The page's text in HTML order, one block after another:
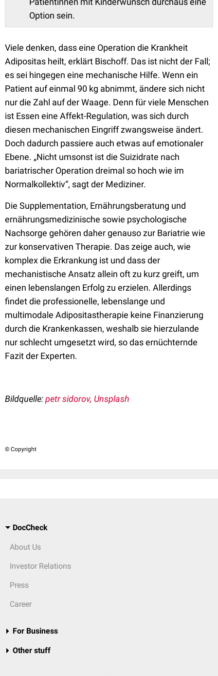
Option sein.
Viele denken, dass eine Operation die Krankheit
Adipositas heilt, erklärt Bischoff. Das ist nicht der Fall;
es sei hingegen eine mechanische Hilfe. Wenn ein
Patient auf einmal 90 kg abnimmt, ändere sich nicht
nur die Zahl auf der Waage. Denn für viele Menschen
ist Essen eine Affekt-Regulation, was sich durch
diesen mechanischen Eingriff zwangsweise ändert.
Doch dadurch passiere auch etwas auf emotionaler
Ebene. „Nicht umsonst ist die Suizidrate nach
bariatrischer Operation dreimal so hoch wie im
Normalkollektiv“, sagt der Mediziner.
Die Supplementation, Ernährungsberatung und
ernährungsmedizinische sowie psychologische
Nachsorge gehören daher genauso zur Bariatrie wie
zur konservativen Therapie. Das zeige auch, wie
komplex die Erkrankung ist und dass der
mechanistische Ansatz allein oft zu kurz greift, um
einen lebenslangen Erfolg zu erzielen. Allerdings
findet die professionelle, lebenslange und
multimodale Adipositastherapie keine Finanzierung
durch die Krankenkassen, weshalb sie hierzulande
nur schlecht umgesetzt wird, so das ernüchternde
Fazit der Experten.
Bildquelle:petr sidorov, Unsplash
© Copyright
DocCheck
About Us
Investor Relations
Press
Career
For Business
Other stuff